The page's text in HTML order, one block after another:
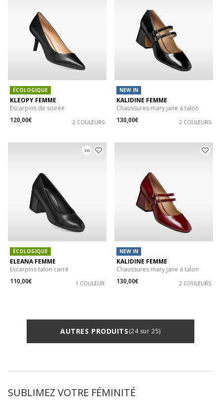
ÉCOLOGIQUE
KLEOPY FEMME
Escarpins de soirée
120,00€
2 COULEURS
NEW IN
KALIDINE FEMME
Chaussures mary jane à talon
130,00€
2 COULEURS
3D
ÉCOLOGIQUE
ELEANA FEMME
Escarpins talon carré
110,00€
1 COULEUR
NEW IN
KALIDINE FEMME
Chaussures mary jane à talon
130,00€
2 COULEURS
AUTRES PRODUITS(24 sur 25)
SUBLIMEZ VOTRE FÉMINITÉ